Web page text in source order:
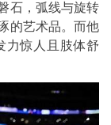
石，弧线与旋转
的艺术品。而他
力惊人且肢体舒